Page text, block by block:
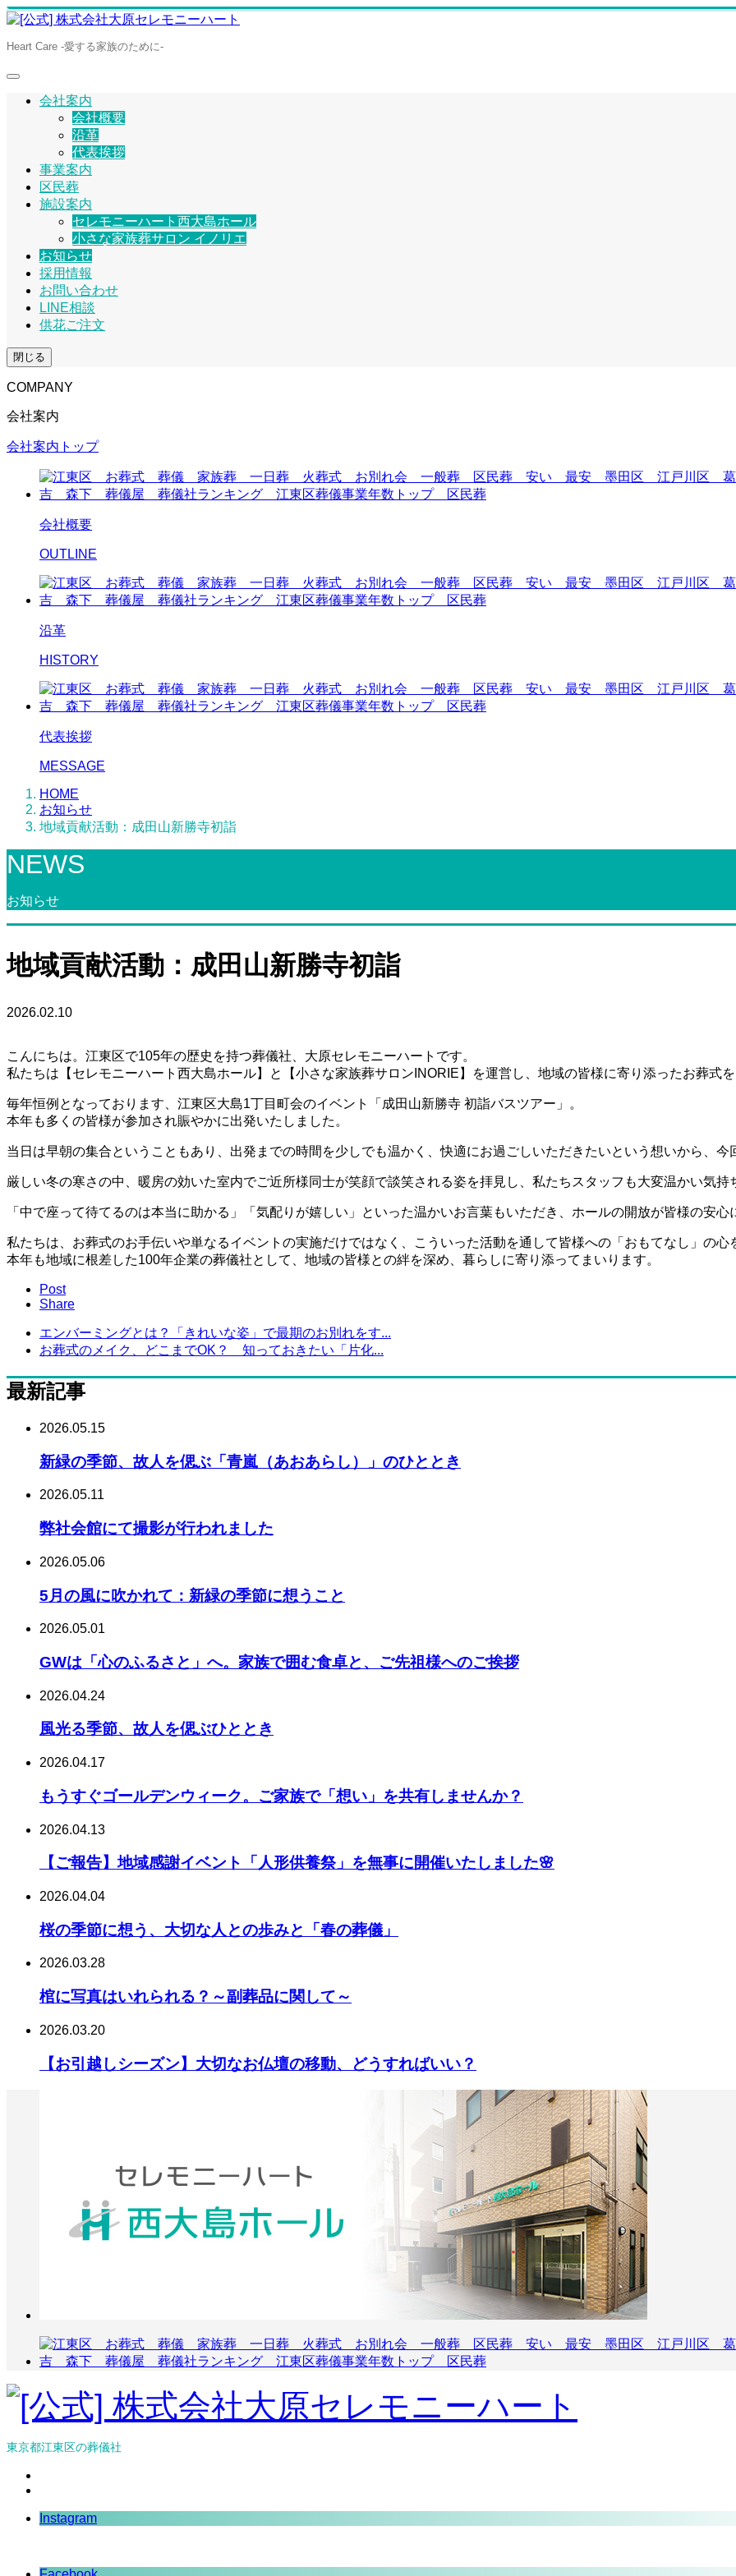
Heart Care -愛する家族のために-
会社案内
会社概要
沿革
代表挨拶
事業案内
区民葬
施設案内
セレモニーハート西大島ホール
小さな家族葬サロン イノリエ
お知らせ
採用情報
お問い合わせ
LINE相談
供花ご注文
閉じる
COMPANY
会社案内
会社案内トップ
会社概要
OUTLINE
沿革
HISTORY
代表挨拶
MESSAGE
HOME
お知らせ
地域貢献活動：成田山新勝寺初詣
NEWS
お知らせ
地域貢献活動：成田山新勝寺初詣
2026.02.10
こんにちは。江東区で105年の歴史を持つ葬儀社、大原セレモニーハートです。
私たちは【セレモニーハート西大島ホール】と【小さな家族葬サロンINORIE】を運営し、地域の皆様に寄り添ったお葬式を
毎年恒例となっております、江東区大島1丁目町会のイベント「成田山新勝寺 初詣バスツアー」。
本年も多くの皆様が参加され賑やかに出発いたしました。
当日は早朝の集合ということもあり、出発までの時間を少しでも温かく、快適にお過ごしいただきたいという想いから、今
厳しい冬の寒さの中、暖房の効いた室内でご近所様同士が笑顔で談笑される姿を拝見し、私たちスタッフも大変温かい気持
「中で座って待てるのは本当に助かる」「気配りが嬉しい」といった温かいお言葉もいただき、ホールの開放が皆様の安心
私たちは、お葬式のお手伝いや単なるイベントの実施だけではなく、こういった活動を通して皆様への「おもてなし」の心
本年も地域に根差した100年企業の葬儀社として、地域の皆様との絆を深め、暮らしに寄り添ってまいります。
Post
Share
エンバーミングとは？「きれいな姿」で最期のお別れをす...
お葬式のメイク、どこまでOK？ 知っておきたい「片化...
最新記事
2026.05.15
新緑の季節、故人を偲ぶ「青嵐（あおあらし）」のひととき
2026.05.11
弊社会館にて撮影が行われました
2026.05.06
5月の風に吹かれて：新緑の季節に想うこと
2026.05.01
GWは「心のふるさと」へ。家族で囲む食卓と、ご先祖様へのご挨拶
2026.04.24
風光る季節、故人を偲ぶひととき
2026.04.17
もうすぐゴールデンウィーク。ご家族で「想い」を共有しませんか？
2026.04.13
【ご報告】地域感謝イベント「人形供養祭」を無事に開催いたしました🌸
2026.04.04
桜の季節に想う、大切な人との歩みと「春の葬儀」
2026.03.28
棺に写真はいれられる？～副葬品に関して～
2026.03.20
【お引越しシーズン】大切なお仏壇の移動、どうすればいい？
東京都江東区の葬儀社
Instagram